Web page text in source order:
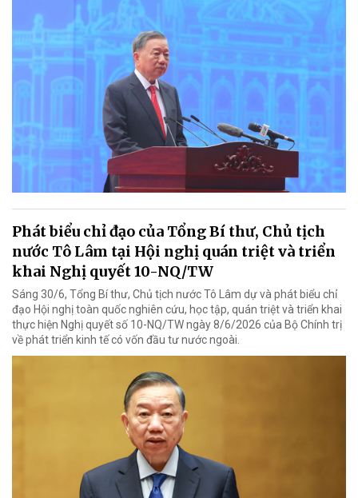
Phát biểu chỉ đạo của Tổng Bí thư, Chủ tịch
nước Tô Lâm tại Hội nghị quán triệt và triển
khai Nghị quyết 10-NQ/TW
Sáng 30/6, Tổng Bí thư, Chủ tịch nước Tô Lâm dự và phát biểu chỉ
đạo Hội nghị toàn quốc nghiên cứu, học tập, quán triệt và triển khai
thực hiện Nghị quyết số 10-NQ/TW ngày 8/6/2026 của Bộ Chính trị
về phát triển kinh tế có vốn đầu tư nước ngoài.